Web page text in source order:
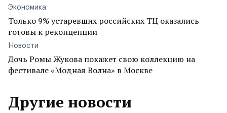
Экономика
Только 9% устаревших российских ТЦ оказались
готовы к реконцепции
Новости
Дочь Ромы Жукова покажет свою коллекцию на
фестивале «Модная Волна» в Москве
Другие новости